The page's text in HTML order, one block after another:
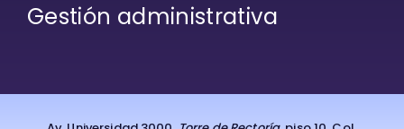
Gestión administrativa